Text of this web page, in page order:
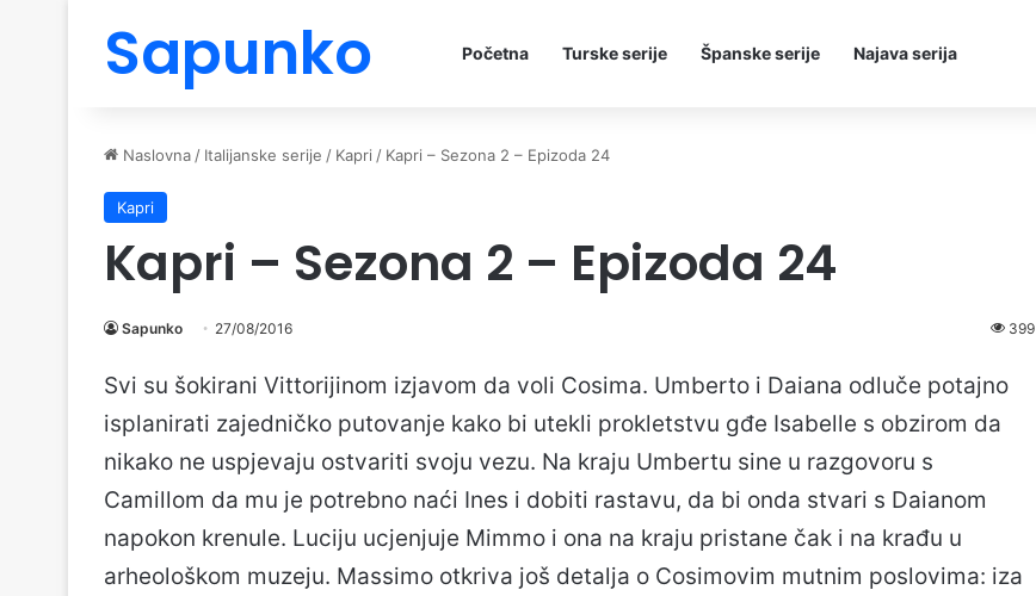
Sapunko Početna Turske serije Španske serije Najava serija
Naslovna / Italijanske serije / Kapri / Kapri – Sezona 2 – Epizoda 24
Kapri
Kapri – Sezona 2 – Epizoda 24
Sapunko 27/08/2016 399
Svi su šokirani Vittorijinom izjavom da voli Cosima. Umberto i Daiana odluče potajno
isplanirati zajedničko putovanje kako bi utekli prokletstvu gđe Isabelle s obzirom da
nikako ne uspjevaju ostvariti svoju vezu. Na kraju Umbertu sine u razgovoru s
Camillom da mu je potrebno naći Ines i dobiti rastavu, da bi onda stvari s Daianom
napokon krenule. Luciju ucjenjuje Mimmo i ona na kraju pristane čak i na krađu u
arheološkom muzeju. Massimo otkriva još detalja o Cosimovim mutnim poslovima: iza